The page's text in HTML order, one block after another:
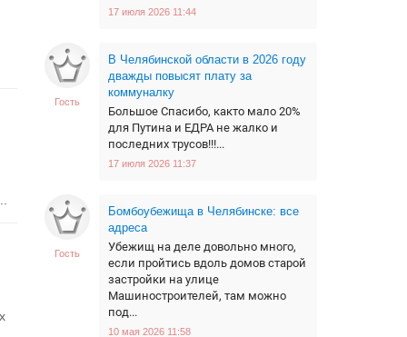
17 июля 2026 11:44
Гость
В Челябинской области в 2026 году
дважды повысят плату за
коммуналку
Большое Спасибо, както мало 20%
для Путина и ЕДРА не жалко и
последних трусов!!!...
17 июля 2026 11:37
Гость
Бомбоубежища в Челябинске: все
адреса
Убежищ на деле довольно много,
если пройтись вдоль домов старой
застройки на улице
Машиностроителей, там можно
под...
10 мая 2026 11:58